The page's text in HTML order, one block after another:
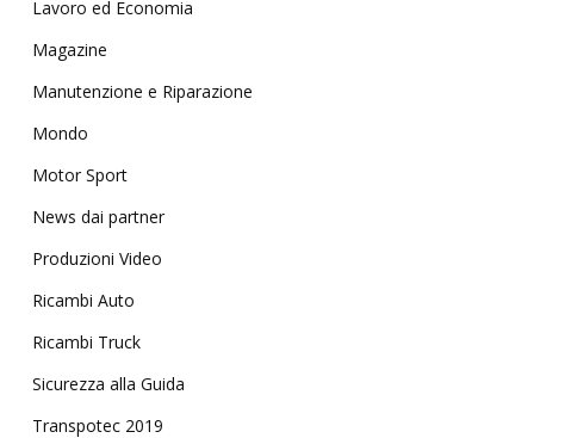
Lavoro ed Economia
Magazine
Manutenzione e Riparazione
Mondo
Motor Sport
News dai partner
Produzioni Video
Ricambi Auto
Ricambi Truck
Sicurezza alla Guida
Transpotec 2019